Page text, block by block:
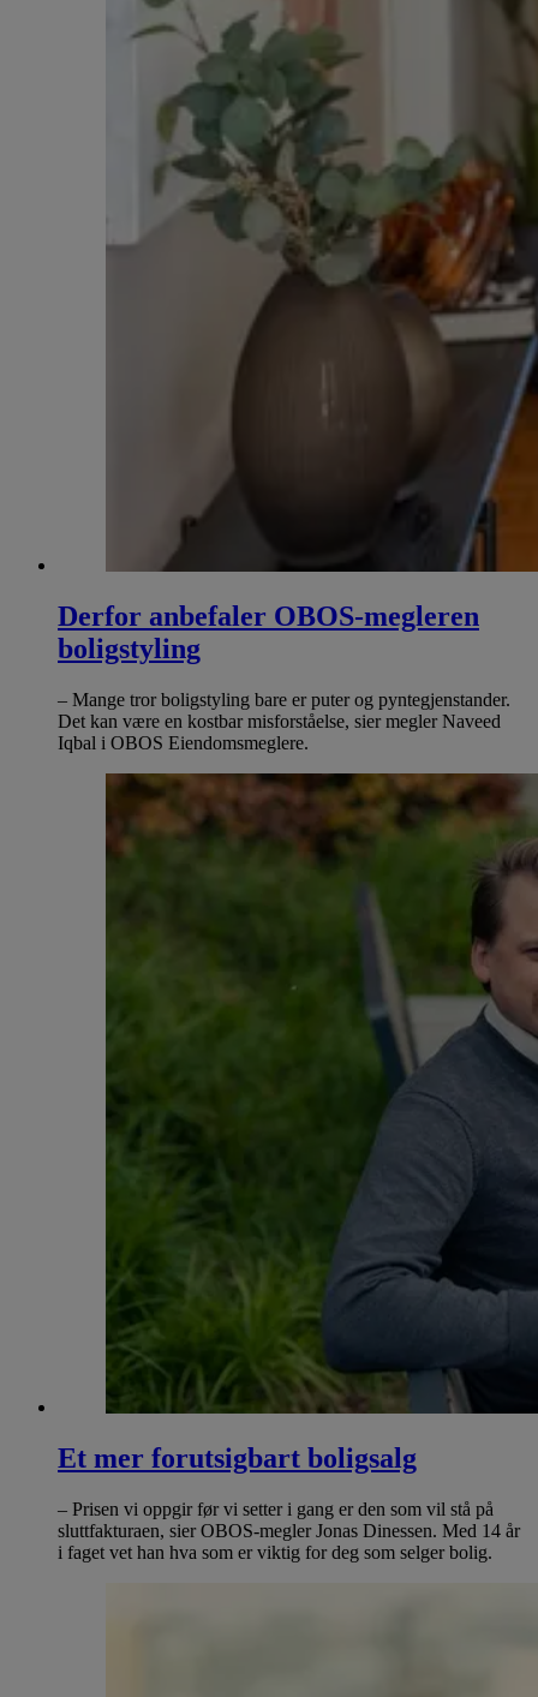
Derfor anbefaler OBOS-megleren
boligstyling
– Mange tror boligstyling bare er puter og pyntegjenstander.
Det kan være en kostbar misforståelse, sier megler Naveed
Iqbal i OBOS Eiendomsmeglere.
Et mer forutsigbart boligsalg
– Prisen vi oppgir før vi setter i gang er den som vil stå på
sluttfakturaen, sier OBOS-megler Jonas Dinessen. Med 14 år
i faget vet han hva som er viktig for deg som selger bolig.